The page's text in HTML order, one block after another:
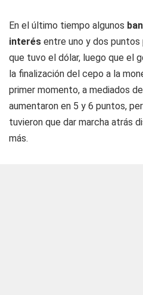
En el último tiempo algunos
interés entre uno y dos
que tuvo el dólar, luego que el
la finalización del cepo a la
primer momento, a mediados
aumentaron en 5 y 6 puntos,
tuvieron que dar marcha atrás
más.